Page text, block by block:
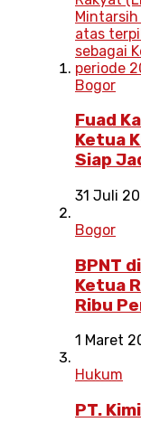
Bogor
Fuad
Ketua
Siap
31 Juli
Bogor
BPNT
Ketua
Ribu
1 Maret
Hukum
PT.